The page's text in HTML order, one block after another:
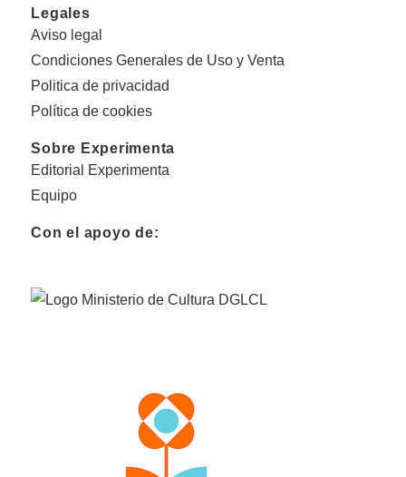
Legales
Aviso legal
Condiciones Generales de Uso y Venta
Politica de privacidad
Política de cookies
Sobre Experimenta
Editorial Experimenta
Equipo
Con el apoyo de: